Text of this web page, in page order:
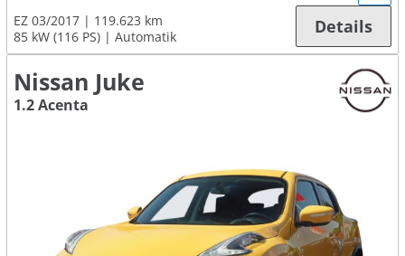
EZ 03/2017
119.623 km
85 kW (116 PS)
Automatik Details
Nissan Juke
1.2 Acenta